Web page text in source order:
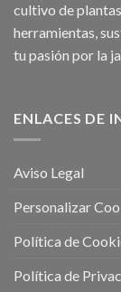
cultivo de
herramientas,
tu pasión por la
ENLACES DE
Aviso Legal
Personalizar
Política de
Política de